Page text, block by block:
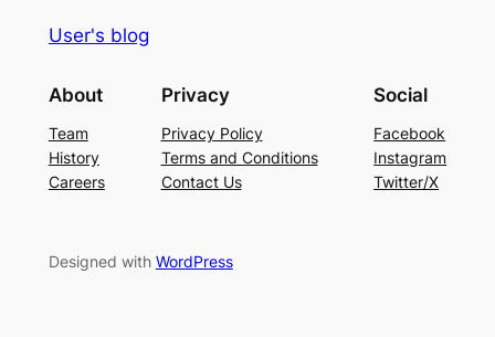
User's blog
About
Team
History
Careers
Privacy
Privacy Policy
Terms and Conditions
Contact Us
Social
Facebook
Instagram
Twitter/X
Designed with WordPress